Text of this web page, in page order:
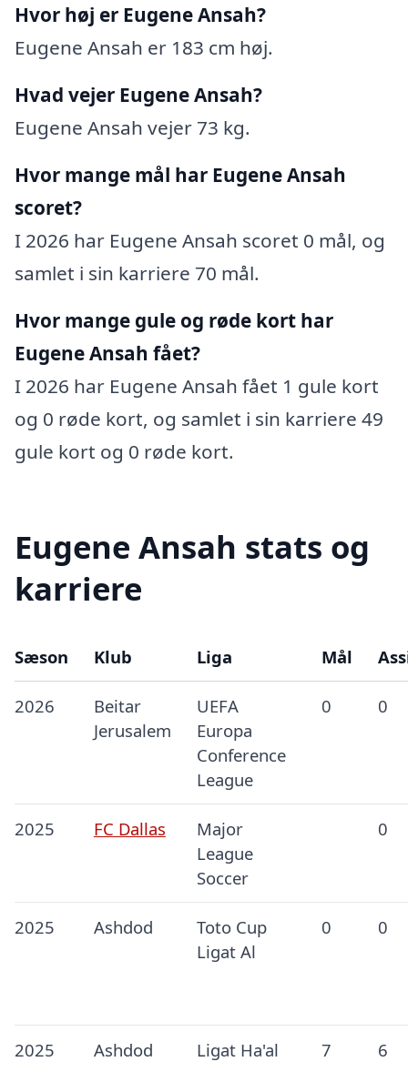
Hvor høj er Eugene Ansah?
Eugene Ansah er 183 cm høj.
Hvad vejer Eugene Ansah?
Eugene Ansah vejer 73 kg.
Hvor mange mål har Eugene Ansah
scoret?
I 2026 har Eugene Ansah scoret 0 mål, og
samlet i sin karriere 70 mål.
Hvor mange gule og røde kort har
Eugene Ansah fået?
I 2026 har Eugene Ansah fået 1 gule kort
og 0 røde kort, og samlet i sin karriere 49
gule kort og 0 røde kort.
Eugene Ansah stats og
karriere
Sæson Klub Liga Mål
2026
Beitar
Jerusalem
UEFA
Europa
Conference
League
0 0
2025 FC Dallas
Major
League
Soccer
0
2025 Ashdod
Toto Cup
Ligat Al
0 0
2025 Ashdod Ligat Ha'al 7 6